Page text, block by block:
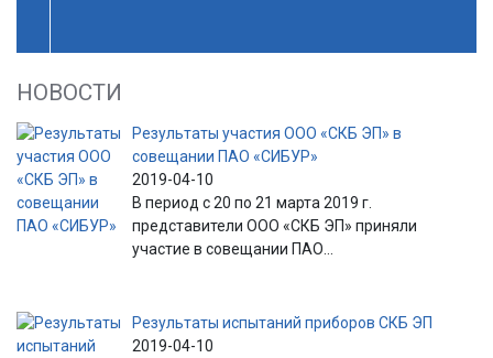
НОВОСТИ
Результаты участия ООО «СКБ ЭП» в
совещании ПАО «СИБУР»
2019-04-10
В период с 20 по 21 марта 2019 г.
представители ООО «СКБ ЭП» приняли
участие в совещании ПАО...
Результаты испытаний приборов СКБ ЭП
2019-04-10